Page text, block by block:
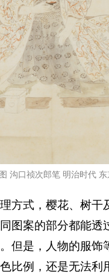
沟口祯次郎笔 明治时代
方式，樱花、树干
图案的部分都能透
但是，人物的服饰
比例，还是无法利